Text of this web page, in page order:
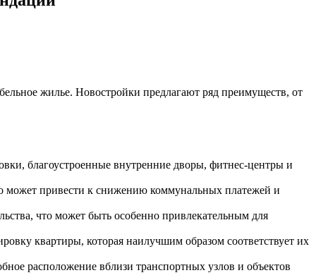
жилье. Новостройки предлагают ряд преимуществ, от
благоустроенные внутренние дворы, фитнес-центры и
может привести к снижению коммунальных платежей и
что может быть особенно привлекательным для
квартиры, которая наилучшим образом соответствует их
расположение вблизи транспортных узлов и объектов